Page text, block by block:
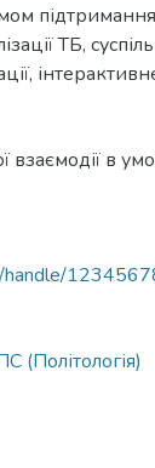
ТБ,
,
в
handle/
(Політологія)